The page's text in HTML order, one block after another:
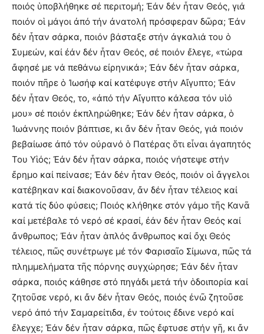
ποιός ὑποβλήθηκε σέ περιτομή; Ἐάν δέν ἦταν Θεός, γιά
ποιόν οἱ μάγοι ἀπό τήν ἀνατολή πρόσφεραν δῶρα; Ἐάν
δέν ἦταν σάρκα, ποιόν βάσταξε στήν ἀγκαλιά του ὁ
Συμεών, καί ἐάν δέν ἦταν Θεός, σέ ποιόν ἔλεγε, «τώρα
ἄφησέ με νά πεθάνω εἰρηνικά»; Ἐάν δέν ἦταν σάρκα,
ποιόν πῆρε ὁ Ἰωσήφ καί κατέφυγε στήν Αἴγυπτο; Ἐάν
δέν ἦταν Θεός, το, «ἀπό τήν Αἴγυπτο κάλεσα τόν υἱό
μου» σέ ποιόν ἐκπληρώθηκε; Ἐάν δέν ἦταν σάρκα, ὁ
Ἰωάννης ποιόν βάπτισε, κι ἄν δέν ἦταν Θεός, γιά ποιόν
βεβαίωσε ἀπό τόν οὐρανό ὁ Πατέρας ὅτι εἶναι ἀγαπητός
Του Υἱός; Ἐάν δέν ἦταν σάρκα, ποιός νήστεψε στήν
ἔρημο καί πείνασε; Ἐάν δέν ἦταν Θεός, ποιόν οἱ ἄγγελοι
κατέβηκαν καί διακονοῦσαν, ἄν δέν ἦταν τέλειος καί
κατά τίς δύο φύσεις; Ποιός κλήθηκε στόν γάμο τῆς Κανᾶ
καί μετέβαλε τό νερό σέ κρασί, ἐάν δέν ἦταν Θεός καί
ἄνθρωπος; Ἐάν ἦταν ἁπλός ἄνθρωπος καί ὄχι Θεός
τέλειος, πῶς συνέτρωγε μέ τόν Φαρισαῖο Σίμωνα, πῶς τά
πλημμελήματα τῆς πόρνης συγχώρησε; Ἐάν δέν ἦταν
σάρκα, ποιός κάθησε στό πηγάδι μετά τήν ὁδοιπορία καί
ζητοῦσε νερό, κι ἄν δέν ἦταν Θεός, ποιός ἐνῶ ζητοῦσε
νερό ἀπό τήν Σαμαρείτιδα, ἐν τούτοις ἔδινε νερό καί
ἔλεγχε; Ἐάν δέν ἦταν σάρκα, πῶς ἔφτυσε στήν γῆ, κι ἄν